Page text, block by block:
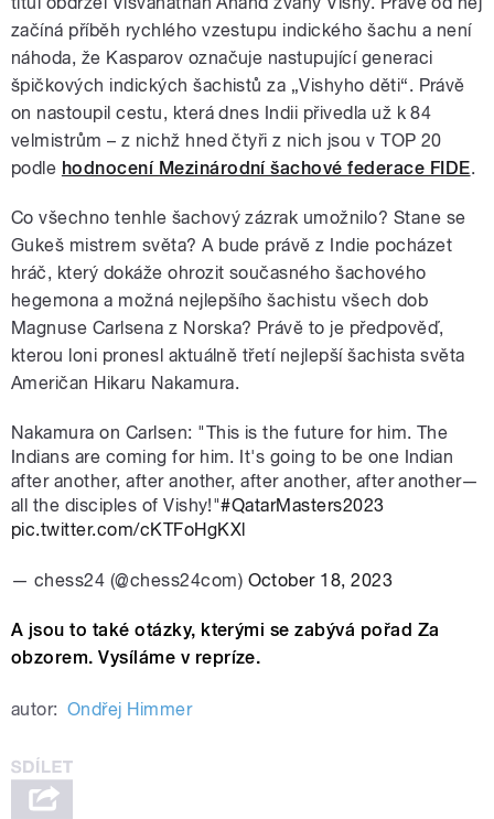
začíná příběh rychlého vzestupu indického šachu a není
náhoda, že Kasparov označuje nastupující generaci
špičkových indických šachistů za „Vishyho děti“. Právě
on nastoupil cestu, která dnes Indii přivedla už k 84
velmistrům – z nichž hned čtyři z nich jsou v TOP 20
podle hodnocení Mezinárodní šachové federace FIDE.
Co všechno tenhle šachový zázrak umožnilo? Stane se
Gukeš mistrem světa? A bude právě z Indie pocházet
hráč, který dokáže ohrozit současného šachového
hegemona a možná nejlepšího šachistu všech dob
Magnuse Carlsena z Norska? Právě to je předpověď,
kterou loni pronesl aktuálně třetí nejlepší šachista světa
Američan Hikaru Nakamura.
Nakamura on Carlsen: "This is the future for him. The
Indians are coming for him. It's going to be one Indian
after another, after another, after another, after another—
all the disciples of Vishy!"#QatarMasters2023
pic.twitter.com/cKTFoHgKXl
— chess24 (@chess24com) October 18, 2023
A jsou to také otázky, kterými se zabývá pořad Za
obzorem. Vysíláme v repríze.
autor: Ondřej Himmer